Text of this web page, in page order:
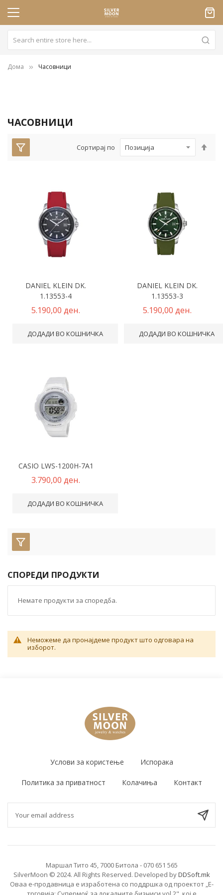
Дома Часовници
ЧАСОВНИЦИ
Сортирај по
DANIEL KLEIN DK.
1.13553-4
5.190,00 ден.
ДОДАДИ ВО КОШНИЧКА
DANIEL KLEIN DK.
1.13553-3
5.190,00 ден.
ДОДАДИ ВО КОШНИЧКА
CASIO LWS-1200H-7A1
3.790,00 ден.
ДОДАДИ ВО КОШНИЧКА
СПОРЕДИ ПРОДУКТИ
Немате продукти за споредба.
Неможеме да пронајдеме продукт што одговара на
изборот.
Услови за користење Испорака
Политика за приватност Колачиња Контакт
Маршал Тито 45, 7000 Битола - 070 651 565
SilverMoon © 2024. All Rights Reserved. Developed byDDSoft.mk
Оваа е-продавница е изработена со поддршка од проектот „Е-